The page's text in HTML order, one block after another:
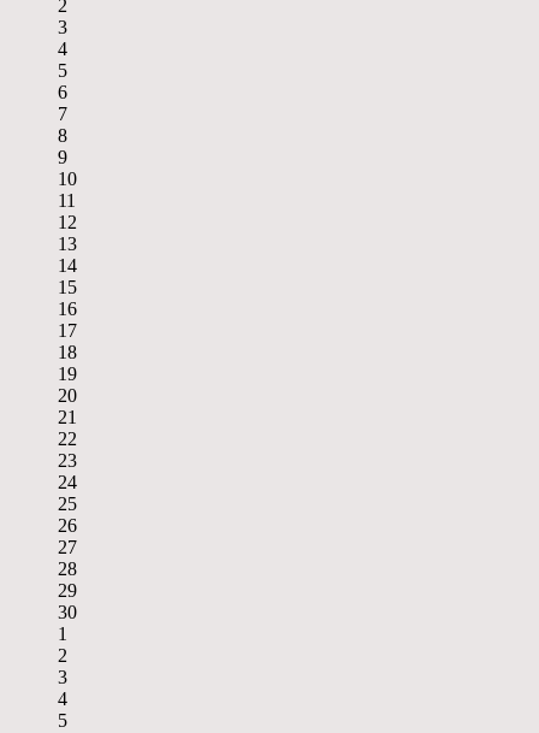
2
3
4
5
6
7
8
9
10
11
12
13
14
15
16
17
18
19
20
21
22
23
24
25
26
27
28
29
30
1
2
3
4
5